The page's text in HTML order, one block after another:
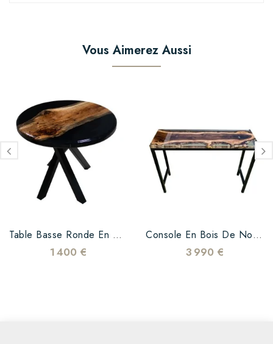
Vous Aimerez Aussi
Table Basse Ronde En Bois...
1 400 €
Console En Bois De Noyer...
3 990 €